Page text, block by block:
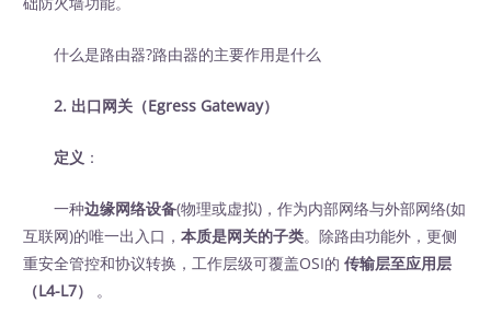
什么是路由器?路由器的主要作用是什么
2. 出口网关（Egress Gateway）
定义 ：
一种边缘网络设备(物理或虚拟)，作为内部网络与外部网络(如
互联网)的唯一出入口，本质是网关的子类。除路由功能外，更侧
重安全管控和协议转换，工作层级可覆盖OSI的传输层至应用层
（L4-L7）
。